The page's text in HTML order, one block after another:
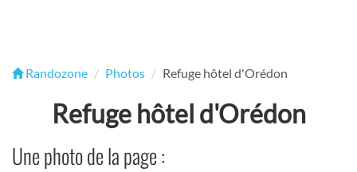
Randozone Photos Refuge hôtel d'Orédon
Refuge hôtel d'Orédon
Une photo de la page :